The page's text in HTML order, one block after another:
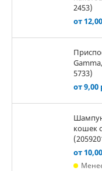
2453)
от
5733)
от 9,00
кошек
от